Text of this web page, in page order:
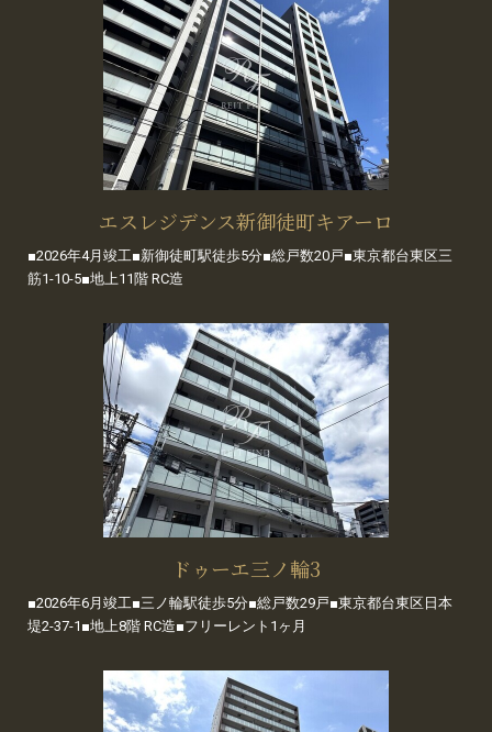
エスレジデンス新御徒町キアーロ
■2026年4月竣工■新御徒町駅徒歩5分■総戸数20戸■東京都台東区三
筋1-10-5■地上11階 RC造
ドゥーエ三ノ輪3
■2026年6月竣工■三ノ輪駅徒歩5分■総戸数29戸■東京都台東区日本
堤2-37-1■地上8階 RC造■フリーレント1ヶ月